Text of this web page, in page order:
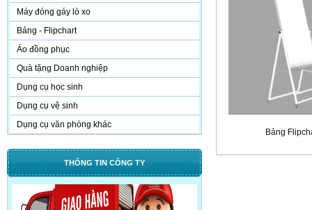
Máy đóng gáy lò xo
Bảng - Flipchart
Áo đồng phục
Quà tặng Doanh nghiệp
Dụng cụ học sinh
Dụng cụ vệ sinh
Dụng cụ văn phòng khác
THÔNG TIN CÔNG TY
Bảng